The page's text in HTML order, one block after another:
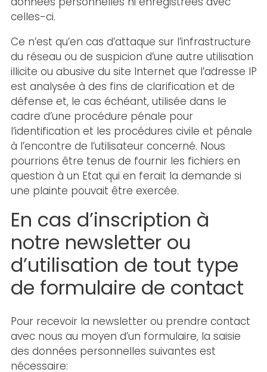
celles-ci.
Ce n’est qu’en cas d’attaque sur l’infrastructure
du réseau ou de suspicion d’une autre utilisation
illicite ou abusive du site Internet que l’adresse IP
est analysée à des fins de clarification et de
défense et, le cas échéant, utilisée dans le
cadre d’une procédure pénale pour
l’identification et les procédures civile et pénale
à l’encontre de l’utilisateur concerné. Nous
pourrions être tenus de fournir les fichiers en
question à un Etat qui en ferait la demande si
une plainte pouvait être exercée.
En cas d’inscription à
notre newsletter ou
d’utilisation de tout type
de formulaire de contact
Pour recevoir la newsletter ou prendre contact
avec nous au moyen d’un formulaire, la saisie
des données personnelles suivantes est
nécessaire: